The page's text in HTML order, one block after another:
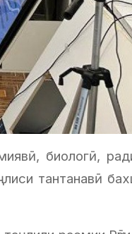
биологӣ,
тантанавӣ